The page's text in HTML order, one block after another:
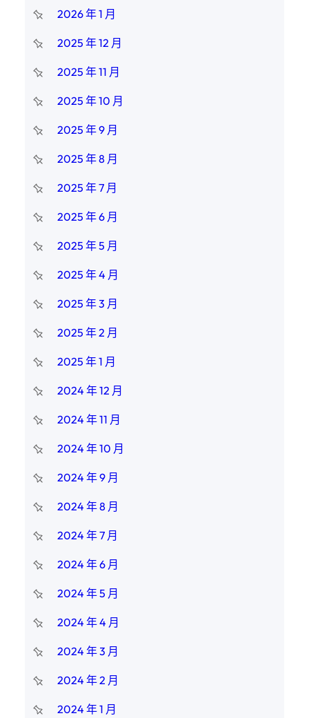
2026 年 1 月
2025 年 12 月
2025 年 11 月
2025 年 10 月
2025 年 9 月
2025 年 8 月
2025 年 7 月
2025 年 6 月
2025 年 5 月
2025 年 4 月
2025 年 3 月
2025 年 2 月
2025 年 1 月
2024 年 12 月
2024 年 11 月
2024 年 10 月
2024 年 9 月
2024 年 8 月
2024 年 7 月
2024 年 6 月
2024 年 5 月
2024 年 4 月
2024 年 3 月
2024 年 2 月
2024 年 1 月